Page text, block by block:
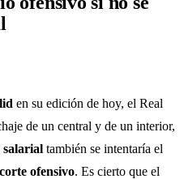
en su edición de hoy, el Real
de un central y de un interior,
salarial también se intentaría el
ofensivo. Es cierto que el